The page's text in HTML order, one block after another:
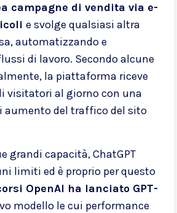
campagne di vendita via e-
e svolge qualsiasi altra
automatizzando e
di lavoro. Secondo alcune
la piattaforma riceve
visitatori al giorno con una
aumento del traffico del sito
grandi capacità, ChatGPT
limiti ed è proprio per questo
OpenAI ha lanciato GPT-
modello le cui performance